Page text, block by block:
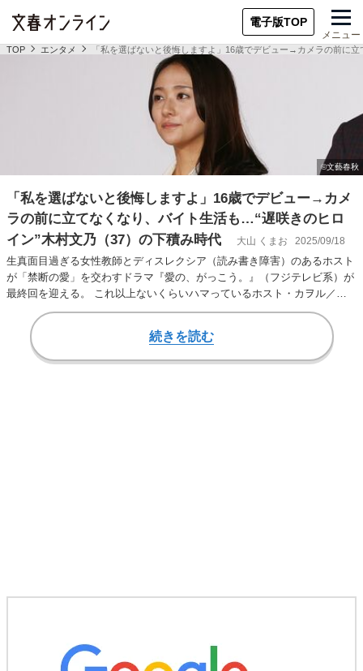
電子版TOP
メニュー
TOP エンタメ 「私を選ばないと後悔しますよ」16歳でデビュー→カメラの前に
「私を選ばないと後悔しますよ」16歳でデビュー→カメ
ラの前に立てなくなり、バイト生活も…“遅咲きのヒロ
イン”木村文乃（37）の下積み時代
大山 くまお 2025/09/18
生真面目過ぎる女性教師とディスレクシア（読み書き障害）のあるホスト
が「禁断の愛」を交わすドラマ『愛の、がっこう。』（フジテレビ系）が
最終回を迎える。 これ以上ないくらいハマっているホスト・カヲル／鷹
森大雅役のラウー…
続きを読む